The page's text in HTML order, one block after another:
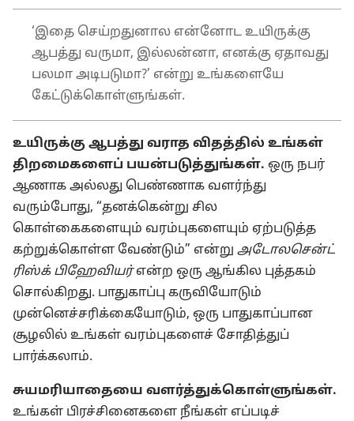
‘இதை செய்றதுனால என்னோட உயிருக்கு
ஆபத்து வருமா, இல்லன்னா, எனக்கு ஏதாவது
பலமா அடிபடுமா?’ என்று உங்களையே
கேட்டுக்கொள்ளுங்கள்.
உயிருக்கு ஆபத்து வராத விதத்தில் உங்கள்
திறமைகளைப் பயன்படுத்துங்கள். ஒரு நபர்
ஆணாக அல்லது பெண்ணாக வளர்ந்து
வரும்போது, “தனக்கென்று சில
கொள்கைகளையும் வரம்புகளையும் ஏற்படுத்த
கற்றுக்கொள்ள வேண்டும்” என்று அடோலசென்ட்
ரிஸ்க் பிஹேவியர்என்ற ஒரு ஆங்கில புத்தகம்
சொல்கிறது. பாதுகாப்பு கருவியோடும்
முன்னெச்சரிக்கையோடும், ஒரு பாதுகாப்பான
சூழலில் உங்கள் வரம்புகளைச் சோதித்துப்
பார்க்கலாம்.
சுயமரியாதையை வளர்த்துக்கொள்ளுங்கள்.
உங்கள் பிரச்சினைகளை நீங்கள் எப்படிச்